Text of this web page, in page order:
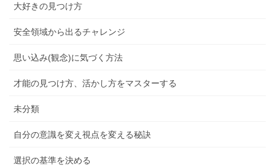
大好きの見つけ方
安全領域から出るチャレンジ
思い込み(観念)に気づく方法
才能の見つけ方、活かし方をマスターする
未分類
自分の意識を変え視点を変える秘訣
選択の基準を決める